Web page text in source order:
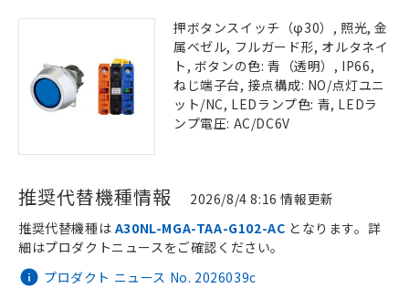
押ボタンスイッチ（φ30）, 照光, 金
属ベゼル, フルガード形, オルタネイ
ト, ボタンの色: 青（透明）, IP66,
ねじ端子台, 接点構成: NO/点灯ユニ
ット/NC, LEDランプ色: 青, LEDラ
ンプ電圧: AC/DC6V
推奨代替機種情報 2026/8/4 8:16 情報更新
プロダクト ニュース No. 2026039c
推奨代替機種は A30NL-MGA-TAA-G102-AC となります。詳
細はプロダクトニュースをご確認ください。